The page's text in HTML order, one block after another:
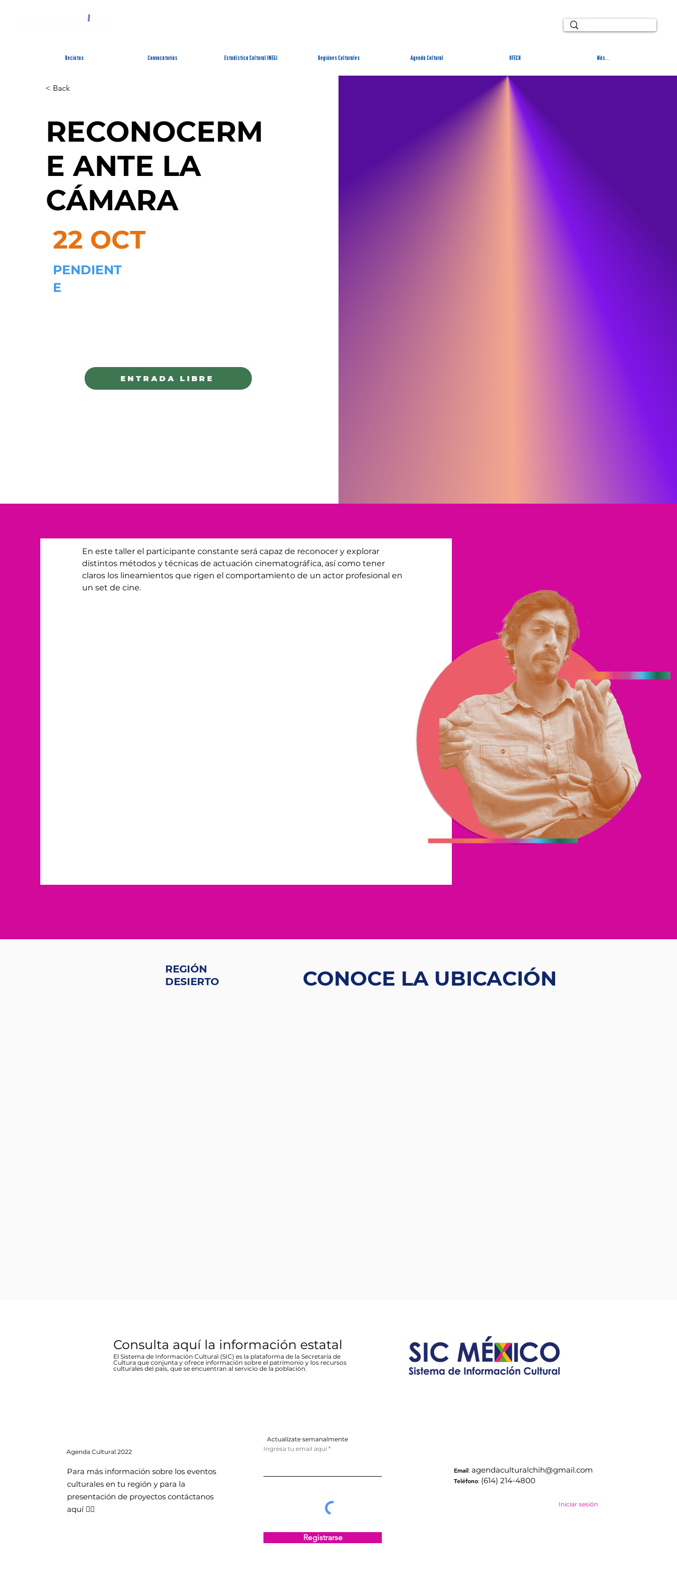
Recintos Convocatorias Estadística Cultural INEGI Regiónes Culturales Agenda Cultural OFECH Más...
< Back
RECONOCERM
E ANTE LA
CÁMARA
22 OCT
PENDIENT
E
ENTRADA LIBRE
En este taller el participante constante será capaz de reconocer y explorar
distintos métodos y técnicas de actuación cinematográfica, así como tener
claros los lineamientos que rigen el comportamiento de un actor profesional en
un set de cine.
REGIÓN
DESIERTO
CONOCE LA UBICACIÓN
Consulta aquí la información estatal
El Sistema de Información Cultural (SIC) es la plataforma de la Secretaría de
Cultura que conjunta y ofrece información sobre el patrimonio y los recursos
culturales del país, que se encuentran al servicio de la población.
AgendaCultural 2022
Para más información sobre los eventos
culturales en tu región y para la
presentación de proyectos contáctanos
aquí 👇🏻
Actualízate semanalmente
Ingresa tu email aquí
Registrarse
Iniciar sesión
Email:agendaculturalchih@gmail.com
Teléfono: (614) 214-4800